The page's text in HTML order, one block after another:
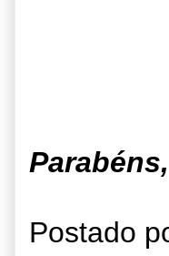
Postado